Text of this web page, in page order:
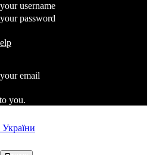
your username
your password
your email
you.
України